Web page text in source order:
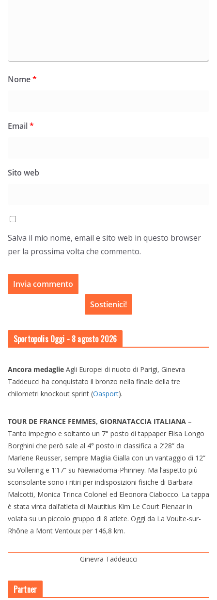
Nome*
Email*
Sito web
Salva il mio nome, email e sito web in questo browser
per la prossima volta che commento.
Sostienici!
Sportopolis Oggi - 8 agosto 2026
Ancora medaglie Agli Europei di nuoto di Parigi, Ginevra
Taddeucci ha conquistato il bronzo nella finale della tre
chilometri knockout sprint (Oasport).
TOUR DE FRANCE FEMMES, GIORNATACCIA ITALIANA –
Tanto impegno e soltanto un 7° posto di tappaper Elisa Longo
Borghini che però sale al 4° posto in classifica a 2’28” da
Marlene Reusser, sempre Maglia Gialla con un vantaggio di 12”
su Vollering e 1’17” su Niewiadoma-Phinney. Ma l’aspetto più
sconsolante sono i ritiri per indisposizioni fisiche di Barbara
Malcotti, Monica Trinca Colonel ed Eleonora Ciabocco. La tappa
è stata vinta dall’atleta di Mautitius Kim Le Court Pienaar in
volata su un piccolo gruppo di 8 atlete. Oggi da La Voulte-sur-
Rhône a Mont Ventoux per 146,8 km.
Ginevra Taddeucci
Partner